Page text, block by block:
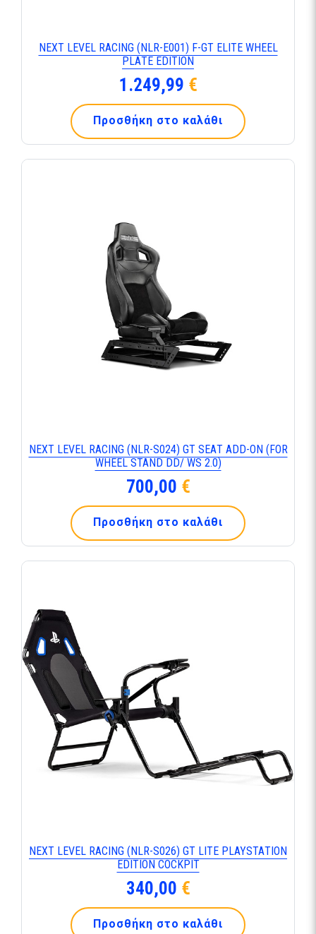
ΝΕΧΤ LΕVΕL RΑCΙΝG (ΝLR-Ε001) F-GΤ ΕLΙΤΕ WΗΕΕL
ΡLΑΤΕ ΕDΙΤΙΟΝ
1.249,99 €
Προσθήκη στο καλάθι
ΝΕΧΤ LΕVΕL RΑCΙΝG (ΝLR-S024) GΤ SΕΑΤ ΑDD-ΟΝ (FΟR
WΗΕΕL SΤΑΝD DD/ WS 2.0)
700,00 €
Προσθήκη στο καλάθι
ΝΕΧΤ LΕVΕL RΑCΙΝG (ΝLR-S026) GΤ LΙΤΕ ΡLΑΥSΤΑΤΙΟΝ
ΕDΙΤΙΟΝ CΟCΚΡΙΤ
340,00 €
Προσθήκη στο καλάθι